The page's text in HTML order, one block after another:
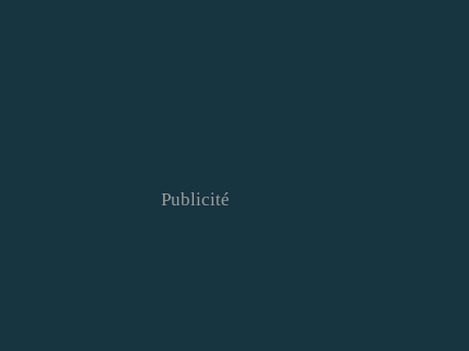
Publicité